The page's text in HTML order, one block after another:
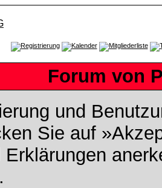
Forum von
und
Sie auf
Erklärungen